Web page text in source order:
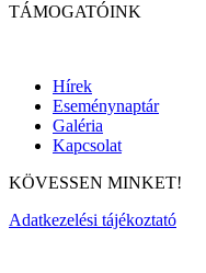
TÁMOGATÓINK
Hírek
Eseménynaptár
Galéria
Kapcsolat
KÖVESSEN MINKET!
Adatkezelési tájékoztató